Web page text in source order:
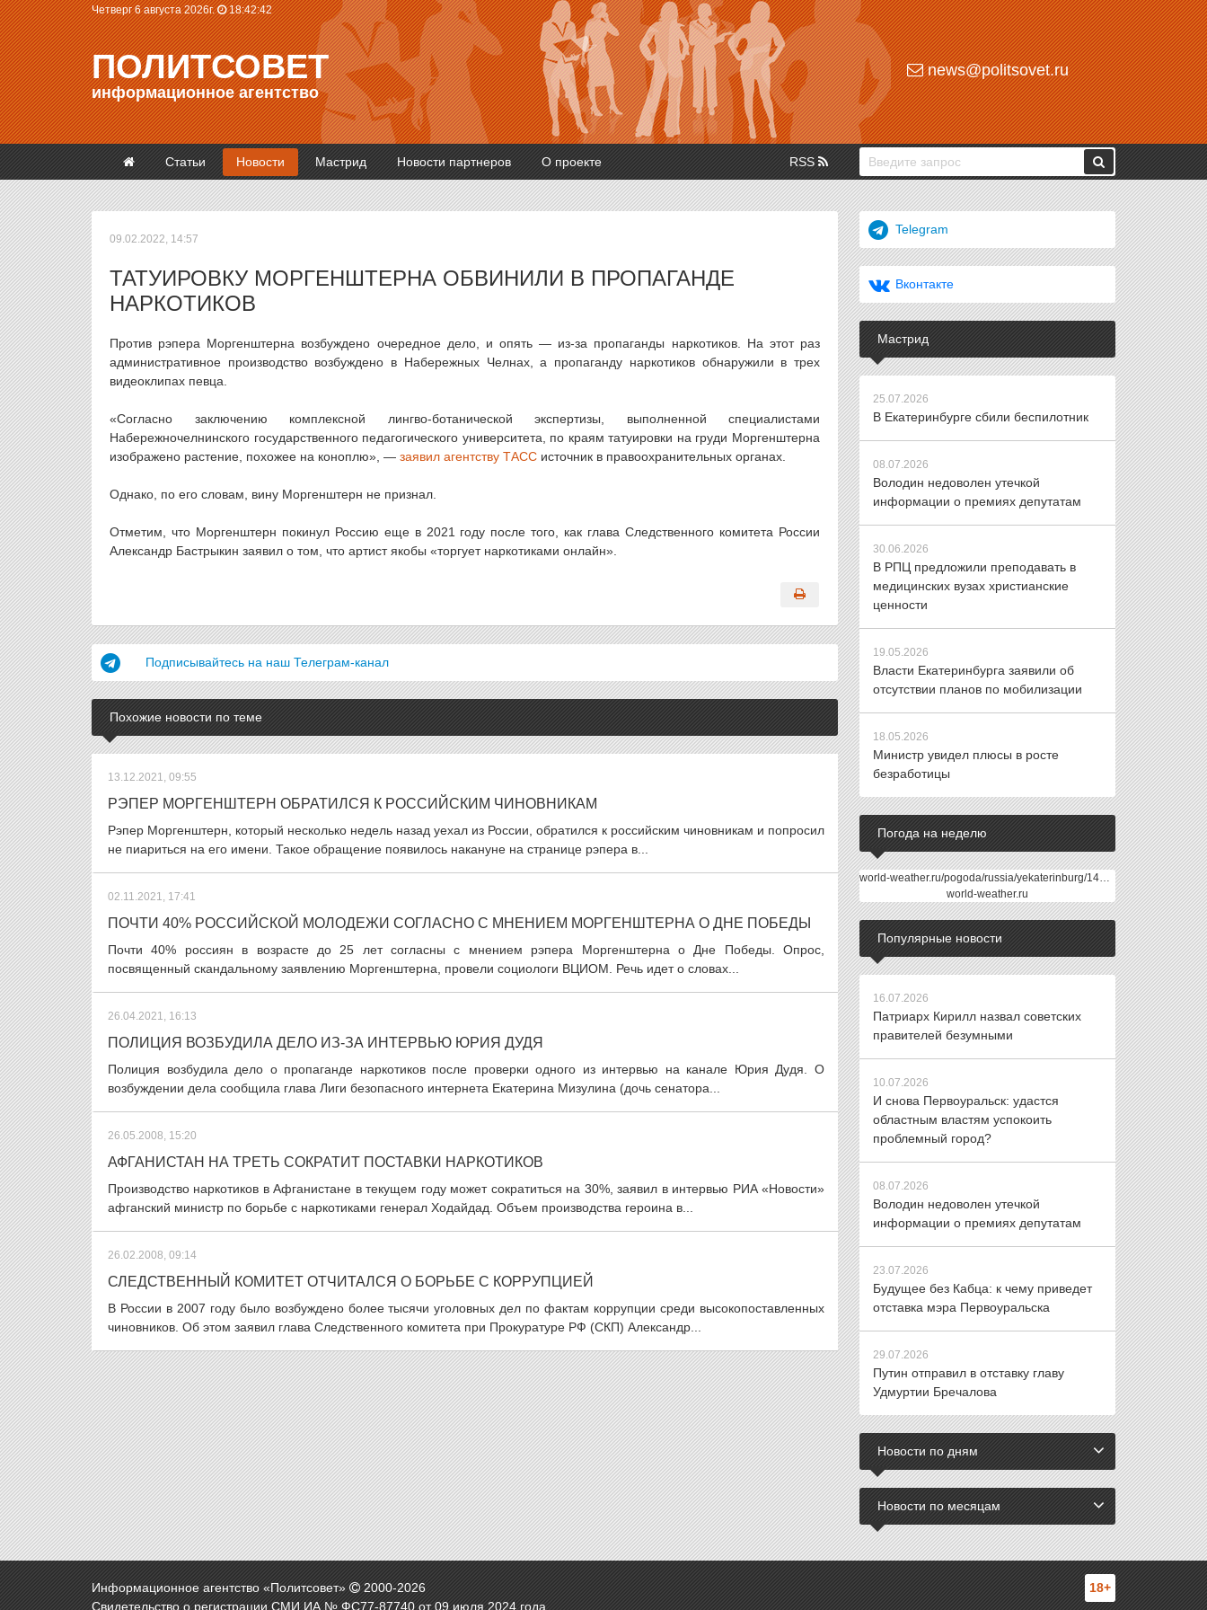
Четверг 6 августа 2026г. 18:42:42
ПОЛИТСОВЕТ
информационное агентство
news@politsovet.ru
Статьи Новости Мастрид Новости партнеров О проекте RSS
09.02.2022, 14:57
ТАТУИРОВКУ МОРГЕНШТЕРНА ОБВИНИЛИ В ПРОПАГАНДЕ
НАРКОТИКОВ
Против рэпера Моргенштерна возбуждено очередное дело, и опять — из-за пропаганды наркотиков. На этот раз
административное производство возбуждено в Набережных Челнах, а пропаганду наркотиков обнаружили в трех
видеоклипах певца.
«Согласно заключению комплексной лингво-ботанической экспертизы, выполненной специалистами
Набережночелнинского государственного педагогического университета, по краям татуировки на груди Моргенштерна
изображено растение, похожее на коноплю», — заявил агентству ТАСС источник в правоохранительных органах.
Однако, по его словам, вину Моргенштерн не признал.
Отметим, что Моргенштерн покинул Россию еще в 2021 году после того, как глава Следственного комитета России
Александр Бастрыкин заявил о том, что артист якобы «торгует наркотиками онлайн».
Подписывайтесь на наш Телеграм-канал
Похожие новости по теме
13.12.2021, 09:55
РЭПЕР МОРГЕНШТЕРН ОБРАТИЛСЯ К РОССИЙСКИМ ЧИНОВНИКАМ
Рэпер Моргенштерн, который несколько недель назад уехал из России, обратился к российским чиновникам и попросил
не пиариться на его имени. Такое обращение появилось накануне на странице рэпера в...
02.11.2021, 17:41
ПОЧТИ 40% РОССИЙСКОЙ МОЛОДЕЖИ СОГЛАСНО С МНЕНИЕМ МОРГЕНШТЕРНА О ДНЕ ПОБЕДЫ
Почти 40% россиян в возрасте до 25 лет согласны с мнением рэпера Моргенштерна о Дне Победы. Опрос,
посвященный скандальному заявлению Моргенштерна, провели социологи ВЦИОМ. Речь идет о словах...
26.04.2021, 16:13
ПОЛИЦИЯ ВОЗБУДИЛА ДЕЛО ИЗ-ЗА ИНТЕРВЬЮ ЮРИЯ ДУДЯ
Полиция возбудила дело о пропаганде наркотиков после проверки одного из интервью на канале Юрия Дудя. О
возбуждении дела сообщила глава Лиги безопасного интернета Екатерина Мизулина (дочь сенатора...
26.05.2008, 15:20
АФГАНИСТАН НА ТРЕТЬ СОКРАТИТ ПОСТАВКИ НАРКОТИКОВ
Производство наркотиков в Афганистане в текущем году может сократиться на 30%, заявил в интервью РИА «Новости»
афганский министр по борьбе с наркотиками генерал Ходайдад. Объем производства героина в...
26.02.2008, 09:14
СЛЕДСТВЕННЫЙ КОМИТЕТ ОТЧИТАЛСЯ О БОРЬБЕ С КОРРУПЦИЕЙ
В России в 2007 году было возбуждено более тысячи уголовных дел по фактам коррупции среди высокопоставленных
чиновников. Об этом заявил глава Следственного комитета при Прокуратуре РФ (СКП) Александр...
Telegram
Вконтакте
Мастрид
25.07.2026
В Екатеринбурге сбили беспилотник
08.07.2026
Володин недоволен утечкой
информации о премиях депутатам
30.06.2026
В РПЦ предложили преподавать в
медицинских вузах христианские
ценности
19.05.2026
Власти Екатеринбурга заявили об
отсутствии планов по мобилизации
18.05.2026
Министр увидел плюсы в росте
безработицы
Погода на неделю
world-weather.ru/pogoda/russia/yekaterinburg/14days/
world-weather.ru
Популярные новости
16.07.2026
Патриарх Кирилл назвал советских
правителей безумными
10.07.2026
И снова Первоуральск: удастся
областным властям успокоить
проблемный город?
08.07.2026
Володин недоволен утечкой
информации о премиях депутатам
23.07.2026
Будущее без Кабца: к чему приведет
отставка мэра Первоуральска
29.07.2026
Путин отправил в отставку главу
Удмуртии Бречалова
Новости по дням
Новости по месяцам
Информационное агентство «Политсовет» 2000-2026
Свидетельство о регистрации СМИ ИА № ФС77-87740 от 09 июля 2024 года.
18+